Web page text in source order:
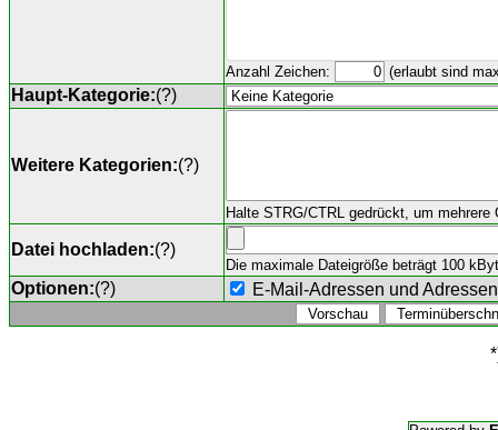
Anzahl Zeichen: (erlaubt sind
Haupt-Kategorie:(?)
Weitere Kategorien:(?)
Halte STRG/CTRL gedrückt, um mehrere
Datei hochladen:(?)
Die maximale Dateigröße beträgt 100
Optionen:(?) E-Mail-Adressen und